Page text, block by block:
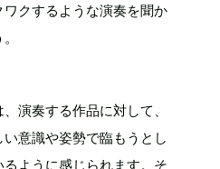
クするような演奏を聞か
演奏する作品に対して、
意識や姿勢で臨もうとし
ように感じられます。そ